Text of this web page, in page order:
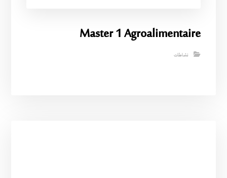
Master 1 Agroalimentaire
نشاطات